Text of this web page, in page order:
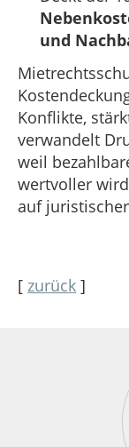
und
Konflikte,
verwandelt
weil
wertvoller
auf
[ zurück ]